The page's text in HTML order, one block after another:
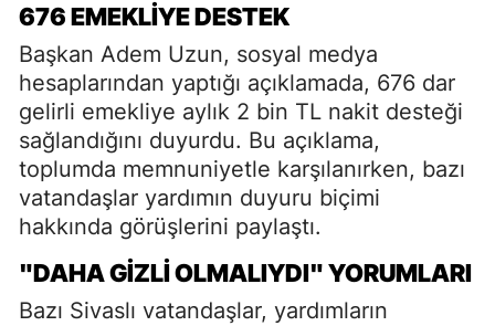
676 EMEKLIYE DESTEK
Başkan Adem Uzun, sosyal medya
hesaplarından yaptığı açıklamada, 676 dar
gelirli emekliye aylık 2 bin TL nakit desteği
sağlandığını duyurdu. Bu açıklama,
toplumda memnuniyetle karşılanırken, bazı
vatandaşlar yardımın duyuru biçimi
hakkında görüşlerini paylaştı.
"DAHA GIZLI OLMALIYDI" YORUMLARI
Bazı Sivaslı vatandaşlar, yardımların